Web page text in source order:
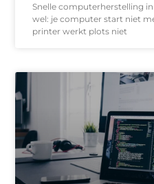
Snelle computerherstelling
wel: je computer start niet
printer werkt plots niet